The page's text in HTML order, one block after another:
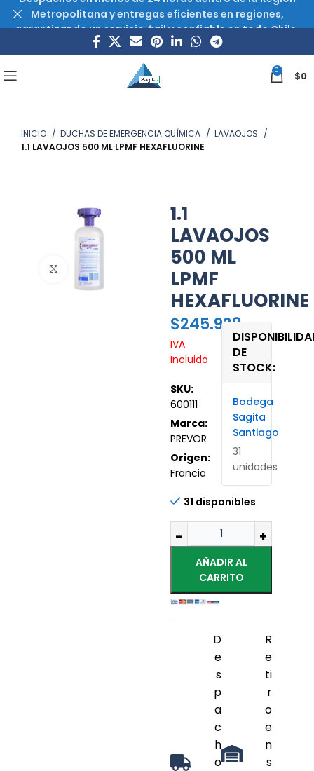
0 $0
INICIO DUCHAS DE EMERGENCIA QUÍMICA
LAVAOJOS
1.1 LAVAOJOS 500 ML LPMF HEXAFLUORINE
Haz clic para ampliar
1.1
LAVAOJOS
500 ML
LPMF
HEXAFLUORINE
$245.928
IVA
Incluido
SKU:
600111
Marca:
PREVOR
Origen:
Francia
DE
STOCK:
Bodega
Sagita
Santiago
31
unidades
31 disponibles
AÑADIR AL
CARRITO
D
e
s
p
a
c
h
o
R
e
ti
r
o
e
n
s
Metropolitana y entregas eficientes en regiones,
garantizando un servicio ágil y confiable en todo Chile.